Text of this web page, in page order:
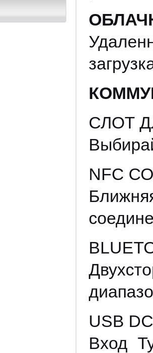
СЛОТ
NFC
USB
Вход